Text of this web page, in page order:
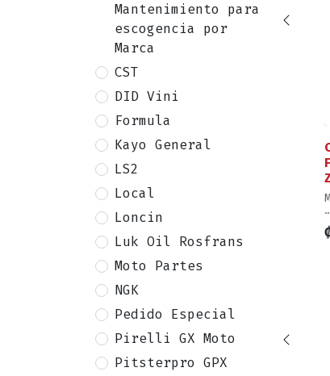
Mantenimiento para
escogencia por
Marca
CST
DID Vini
Formula
Kayo General
LS2
Local
Loncin
Luk Oil Rosfrans
Moto Partes
NGK
Pedido Especial
Pirelli GX Moto
Pitsterpro GPX